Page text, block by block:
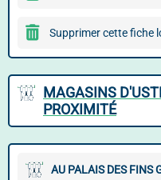
Supprimer cette fiche
MAGASINS
PROXIMITÉ
AU PALAIS DES FINS